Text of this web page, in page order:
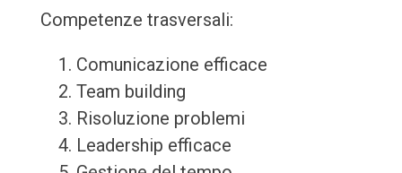
Competenze trasversali:
Comunicazione efficace
Team building
Risoluzione problemi
Leadership efficace